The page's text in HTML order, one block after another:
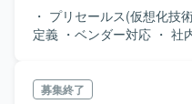
・ プリセールス(仮想化技
定義 ・ベンダー対応 ・ 社
募集終了